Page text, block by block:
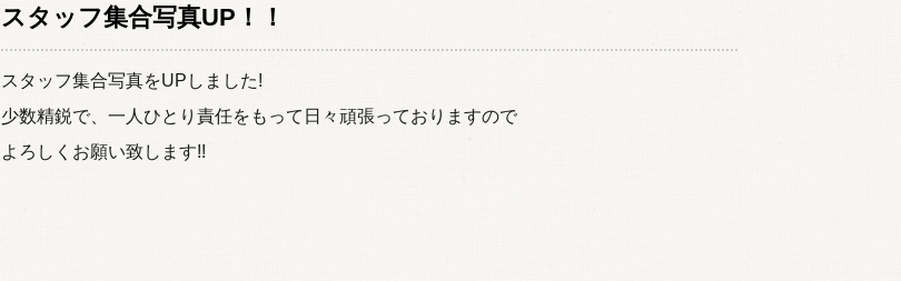
スタッフ集合写真UP！！
スタッフ集合写真をUPしました!
少数精鋭で、一人ひとり責任をもって日々頑張っておりますので
よろしくお願い致します!!